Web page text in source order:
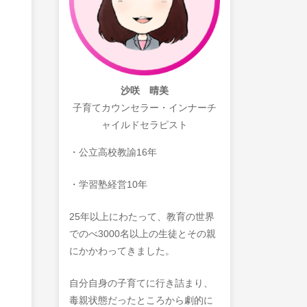
沙咲 晴美
子育てカウンセラー・インナーチ
ャイルドセラピスト
・公立高校教諭16年
・学習塾経営10年
25年以上にわたって、教育の世界
でのべ3000名以上の生徒とその親
にかかわってきました。
自分自身の子育てに行き詰まり、
毒親状態だったところから劇的に